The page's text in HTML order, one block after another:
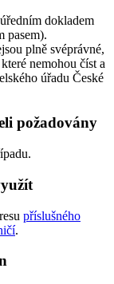
dokladem
pasem).
plně svéprávné,
nemohou číst a
úřadu České
požadovány
příslušného
.